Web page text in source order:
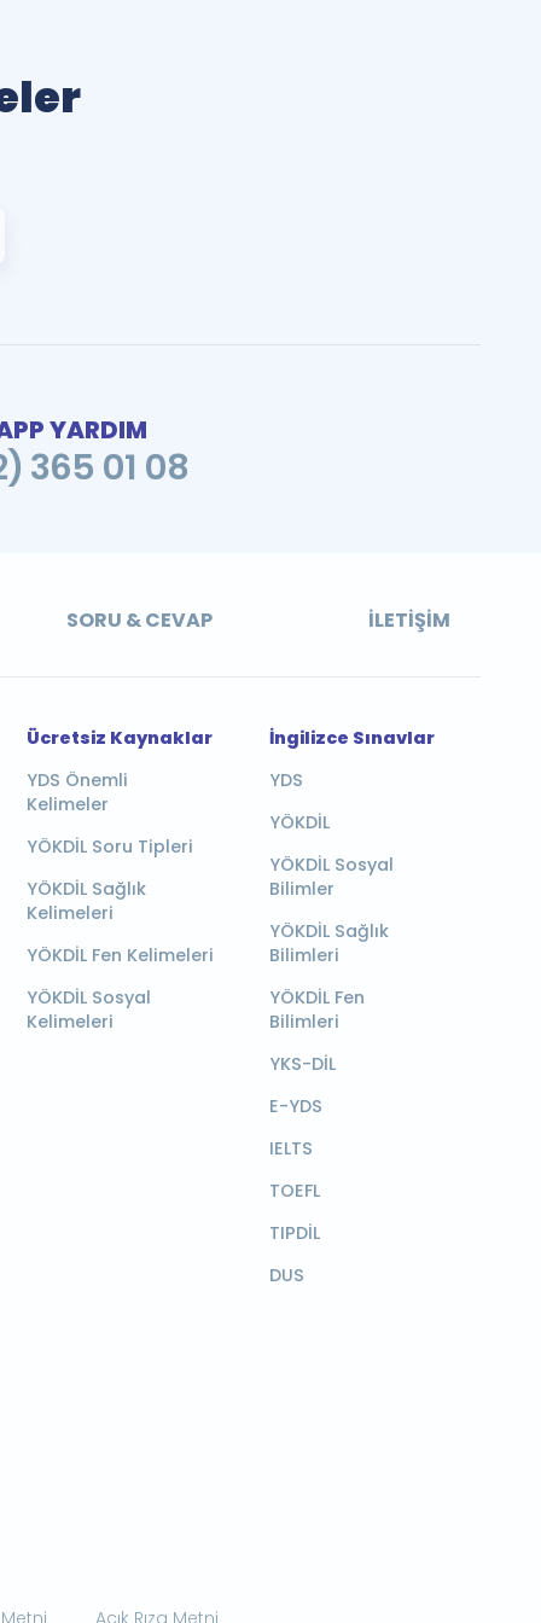
YARDIM
365 01 08
SORU & CEVAP İLETIŞIM
Ücretsiz Kaynaklar
YDS Önemli
Kelimeler
YÖKDİL Soru Tipleri
YÖKDİL Sağlık
Kelimeleri
YÖKDİL Fen Kelimeleri
YÖKDİL Sosyal
Kelimeleri
İngilizce Sınavlar
YDS
YÖKDİL
YÖKDİL Sosyal
Bilimler
YÖKDİL Sağlık
Bilimleri
YÖKDİL Fen
Bilimleri
YKS-DİL
E-YDS
IELTS
TOEFL
TIPDİL
DUS
Açık Rıza Metni